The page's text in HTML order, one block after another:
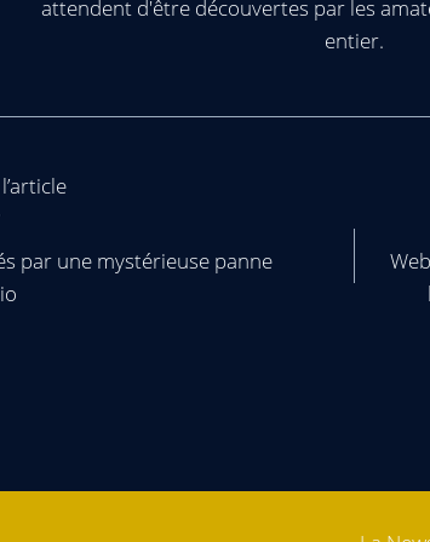
attendent d'être découvertes par les
entier.
par une mystérieuse panne